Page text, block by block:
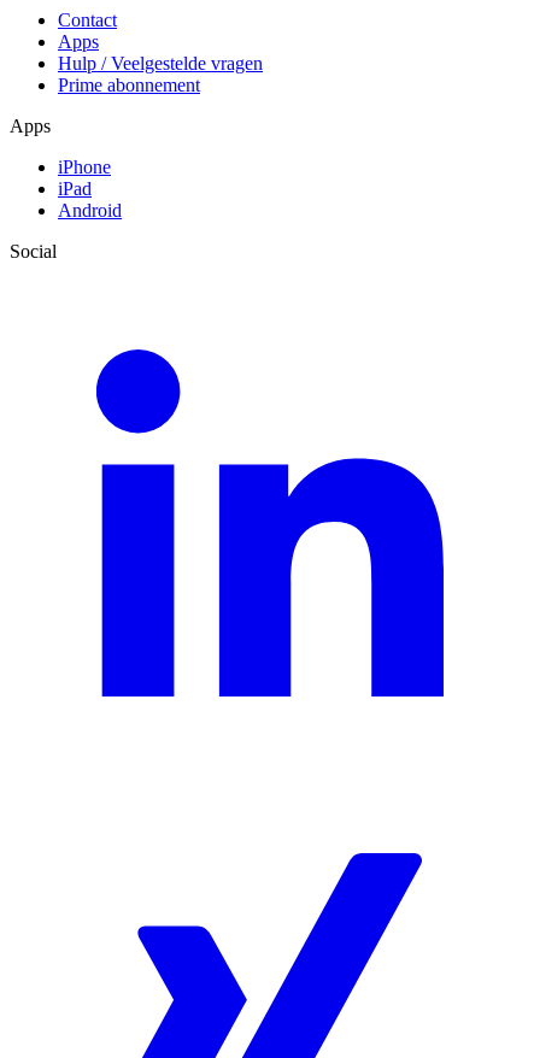
Contact
Apps
Hulp / Veelgestelde vragen
Prime abonnement
Apps
iPhone
iPad
Android
Social